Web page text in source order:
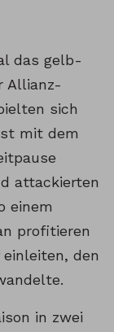
das gelb-
Allianz-
sich
mit dem
attackierten
einem
profitieren
den
in zwei